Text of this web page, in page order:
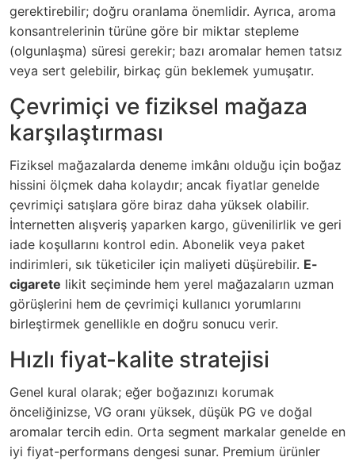
gerektirebilir; doğru oranlama önemlidir. Ayrıca, aroma
konsantrelerinin türüne göre bir miktar stepleme
(olgunlaşma) süresi gerekir; bazı aromalar hemen tatsız
veya sert gelebilir, birkaç gün beklemek yumuşatır.
Çevrimiçi ve fiziksel mağaza
karşılaştırması
Fiziksel mağazalarda deneme imkânı olduğu için boğaz
hissini ölçmek daha kolaydır; ancak fiyatlar genelde
çevrimiçi satışlara göre biraz daha yüksek olabilir.
İnternetten alışveriş yaparken kargo, güvenilirlik ve geri
iade koşullarını kontrol edin. Abonelik veya paket
indirimleri, sık tüketiciler için maliyeti düşürebilir. E-
cigarete likit seçiminde hem yerel mağazaların uzman
görüşlerini hem de çevrimiçi kullanıcı yorumlarını
birleştirmek genellikle en doğru sonucu verir.
Hızlı fiyat-kalite stratejisi
Genel kural olarak; eğer boğazınızı korumak
önceliğinizse, VG oranı yüksek, düşük PG ve doğal
aromalar tercih edin. Orta segment markalar genelde en
iyi fiyat-performans dengesi sunar. Premium ürünler